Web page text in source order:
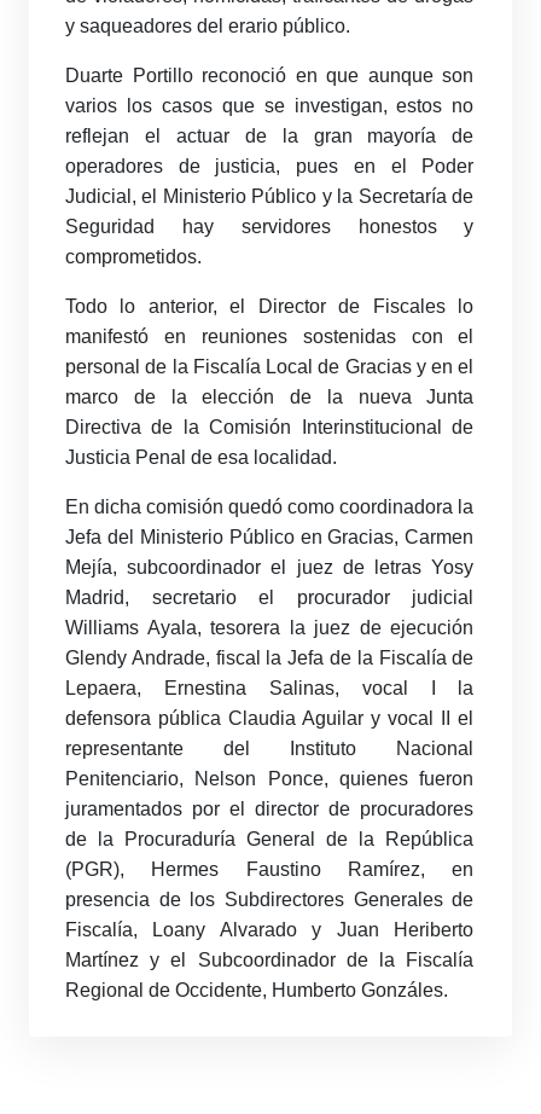
y saqueadores del erario público.
Duarte Portillo reconoció en que aunque son
varios los casos que se investigan, estos no
reflejan el actuar de la gran mayoría de
operadores de justicia, pues en el Poder
Judicial, el Ministerio Público y la Secretaría de
Seguridad hay servidores honestos y
comprometidos.
Todo lo anterior, el Director de Fiscales lo
manifestó en reuniones sostenidas con el
personal de la Fiscalía Local de Gracias y en el
marco de la elección de la nueva Junta
Directiva de la Comisión Interinstitucional de
Justicia Penal de esa localidad.
En dicha comisión quedó como coordinadora la
Jefa del Ministerio Público en Gracias, Carmen
Mejía, subcoordinador el juez de letras Yosy
Madrid, secretario el procurador judicial
Williams Ayala, tesorera la juez de ejecución
Glendy Andrade, fiscal la Jefa de la Fiscalía de
Lepaera, Ernestina Salinas, vocal I la
defensora pública Claudia Aguilar y vocal II el
representante del Instituto Nacional
Penitenciario, Nelson Ponce, quienes fueron
juramentados por el director de procuradores
de la Procuraduría General de la República
(PGR), Hermes Faustino Ramírez, en
presencia de los Subdirectores Generales de
Fiscalía, Loany Alvarado y Juan Heriberto
Martínez y el Subcoordinador de la Fiscalía
Regional de Occidente, Humberto Gonzáles.